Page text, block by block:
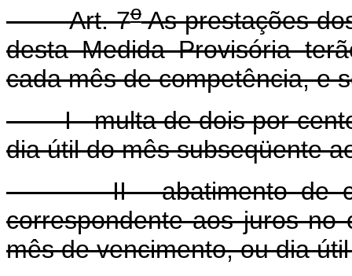
Art. 7oAs prestações
desta Medida Provisória
cada mês de competência, e
I - multa de dois por cento
dia útil do mês subseqüente
II - abatimento de
correspondente aos juros
mês de vencimento, ou dia